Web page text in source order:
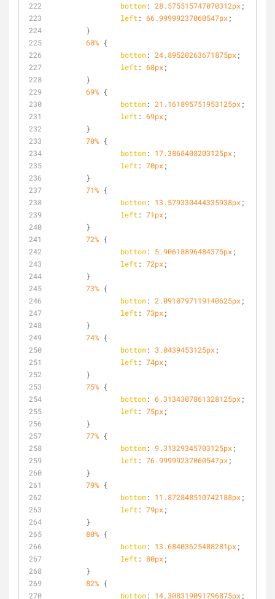
bottom: 28.575515747070312px;
left : 66.99999237060547px;
	}
68% {
bottom: 24.89520263671875px;
left : 68px;
	}
69% {
bottom: 21.161895751953125px;
left : 69px;
	}
70% {
bottom: 17.3868408203125px;
left : 70px;
	}
71% {
bottom: 13.579330444335938px;
left : 71px;
	}
72% {
bottom: 5.90618896484375px;
left : 72px;
	}
73% {
bottom: 2.0910797119140625px;
left : 73px;
	}
74% {
bottom: 3.0439453125px;
left : 74px;
	}
75% {
bottom: 6.3134307861328125px;
left : 75px;
	}
77% {
bottom: 9.31329345703125px;
left : 76.99999237060547px;
	}
79% {
bottom: 11.872848510742188px;
left : 79px;
	}
80% {
bottom: 13.68403625488281px;
left : 80px;
	}
82% {
bottom: 14.308319091796875px;